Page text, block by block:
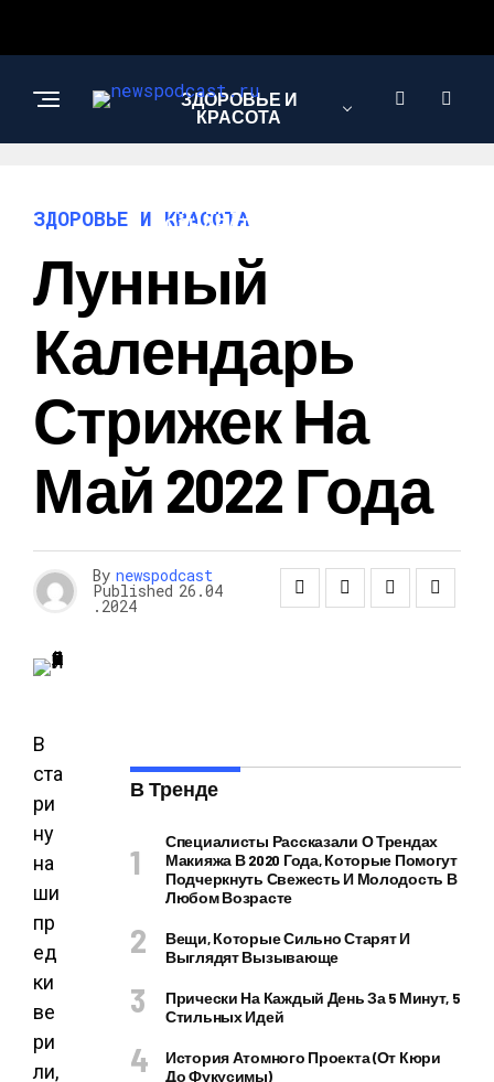
ЗДОРОВЬЕ И
КРАСОТА
ИНТЕРЕСНОЕ И
ПОЗНАВАТЕЛЬНОЕ
ЗДОРОВЬЕ И КРАСОТА
Лунный
Календарь
Стрижек На
Май 2022 Года
By newspodcast
Published 26.04
.2024
В
ста
ри
ну
на
ши
пр
ед
ки
ве
ри
ли,
В Тренде
Специалисты Рассказали О Трендах
Макияжа В 2020 Года, Которые Помогут
Подчеркнуть Свежесть И Молодость В
Любом Возрасте
Вещи, Которые Сильно Старят И
Выглядят Вызывающе
Прически На Каждый День За 5 Минут, 5
Стильных Идей
История Атомного Проекта (от Кюри
До Фукусимы)